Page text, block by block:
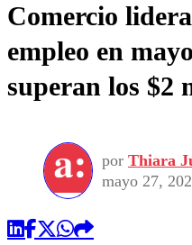
Comercio
empleo en
superan los $2
por Thiara
mayo 27,